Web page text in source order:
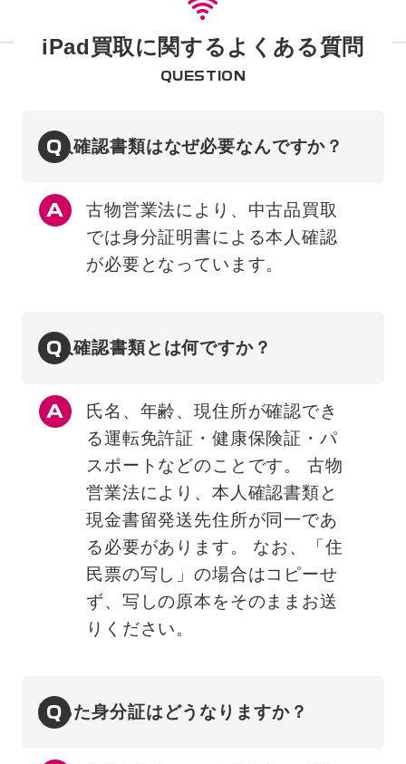
iPad買取に関するよくある質問
QUESTION
Q
本人確認書類はなぜ必要なんですか？
古物営業法により、中古品買取
では身分証明書による本人確認
が必要となっています。
Q
本人確認書類とは何ですか？
氏名、年齢、現住所が確認でき
る運転免許証・健康保険証・パ
スポートなどのことです。 古物
営業法により、本人確認書類と
現金書留発送先住所が同一であ
る必要があります。 なお、「住
民票の写し」の場合はコピーせ
ず、写しの原本をそのままお送
りください。
Q
送った身分証はどうなりますか？